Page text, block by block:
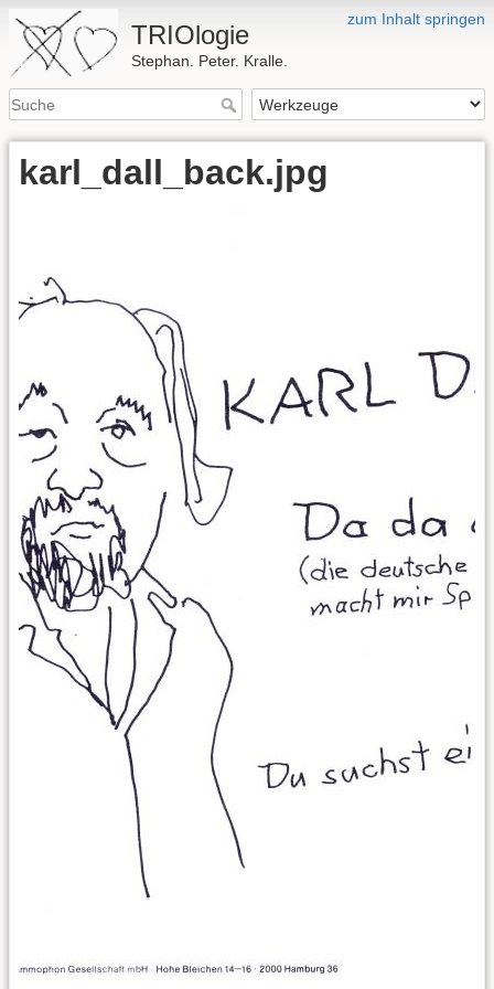
zum Inhalt springen
TRIOlogie
Stephan. Peter. Kralle.
karl_dall_back.jpg